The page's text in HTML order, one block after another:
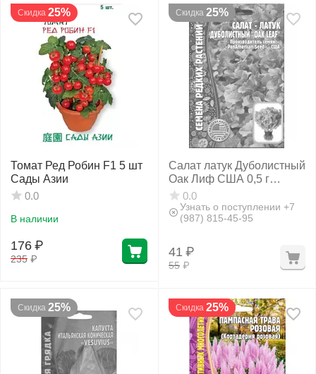
Скидка 25%
Томат Ред Робин F1 5 шт
Сады Азии
0.0
В наличии
235 ₽
176 ₽
Скидка 25%
Салат латук Дуболистный
Оак Лиф США 0,5 г
РЕДКИЕ СЕМЕНА
0.0
Узнать о поступлении +7
(987) 815-45-95
55 ₽
41 ₽
Скидка 25% Скидка 25%